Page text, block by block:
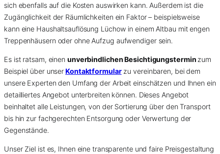
sich ebenfalls auf die Kosten auswirken kann. Außerdem ist die
Zugänglichkeit der Räumlichkeiten ein Faktor – beispielsweise
kann eine Haushaltsauflösung Lüchow in einem Altbau mit engen
Treppenhäusern oder ohne Aufzug aufwendiger sein.
Es ist ratsam, einen unverbindlichen Besichtigungstermin zum
Beispiel über unserKontaktformularzu vereinbaren, bei dem
unsere Experten den Umfang der Arbeit einschätzen und Ihnen ein
detailliertes Angebot unterbreiten können. Dieses Angebot
beinhaltet alle Leistungen, von der Sortierung über den Transport
bis hin zur fachgerechten Entsorgung oder Verwertung der
Gegenstände.
Unser Ziel ist es, Ihnen eine transparente und faire Preisgestaltung